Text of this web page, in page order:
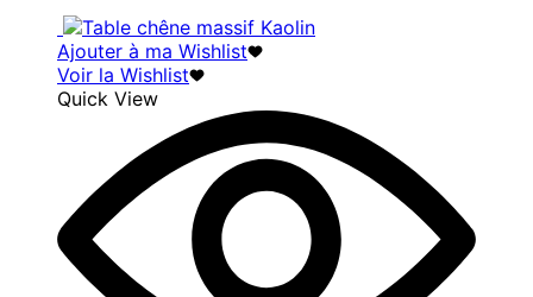
Ajouter à ma Wishlist
Voir la Wishlist
Quick View